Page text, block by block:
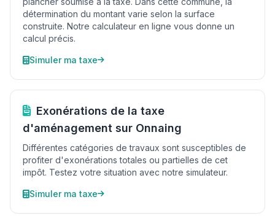
détermination du montant varie selon la surface
construite. Notre calculateur en ligne vous donne un
calcul précis.
Simuler ma taxe
Exonérations de la taxe
d'aménagement sur Onnaing
Différentes catégories de travaux sont susceptibles de
profiter d'exonérations totales ou partielles de cet
impôt. Testez votre situation avec notre simulateur.
Simuler ma taxe